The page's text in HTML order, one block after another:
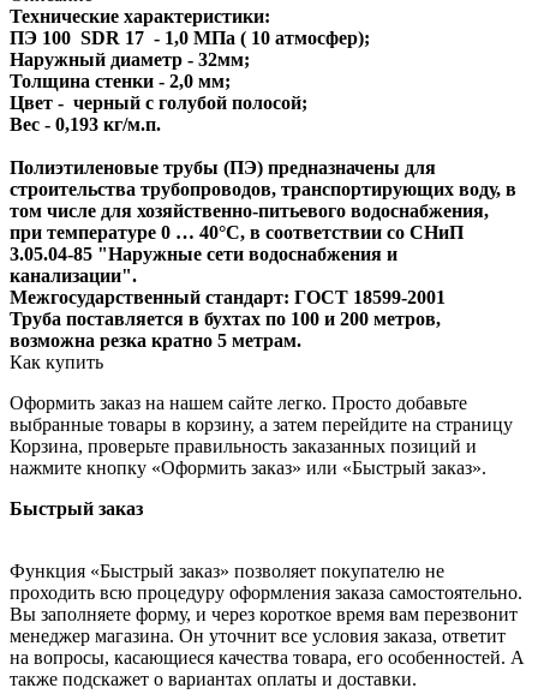
Технические характеристики:
ПЭ 100 SDR 17 - 1,0 МПа ( 10 атмосфер);
Наружный диаметр - 32мм;
Толщина стенки - 2,0 мм;
Цвет - черный с голубой полосой;
Вес - 0,193 кг/м.п.
Полиэтиленовые трубы (ПЭ) предназначены для
строительства трубопроводов, транспортирующих воду, в
том числе для хозяйственно-питьевого водоснабжения,
при температуре 0 … 40°С, в соответствии со СНиП
3.05.04-85 "Наружные сети водоснабжения и
канализации".
Межгосударственный стандарт: ГОСТ 18599-2001
Труба поставляется в бухтах по 100 и 200 метров,
возможна резка кратно 5 метрам.
Как купить
Оформить заказ на нашем сайте легко. Просто добавьте
выбранные товары в корзину, а затем перейдите на страницу
Корзина, проверьте правильность заказанных позиций и
нажмите кнопку «Оформить заказ» или «Быстрый заказ».
Быстрый заказ
Функция «Быстрый заказ» позволяет покупателю не
проходить всю процедуру оформления заказа самостоятельно.
Вы заполняете форму, и через короткое время вам перезвонит
менеджер магазина. Он уточнит все условия заказа, ответит
на вопросы, касающиеся качества товара, его особенностей. А
также подскажет о вариантах оплаты и доставки.